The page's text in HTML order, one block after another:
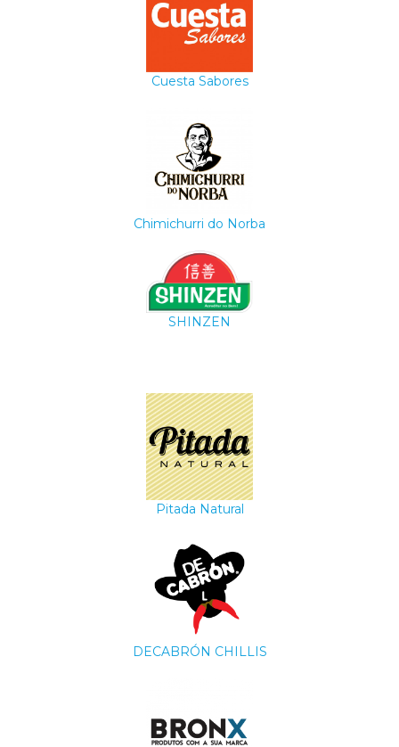
Cuesta Sabores
Chimichurri do Norba
SHINZEN
Pitada Natural
DECABRÓN CHILLIS